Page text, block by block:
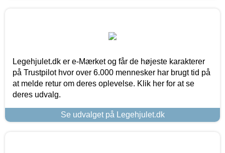
Legehjulet.dk er e-Mærket og får de højeste karakterer
på Trustpilot hvor over 6.000 mennesker har brugt tid på
at melde retur om deres oplevelse. Klik her for at se
deres udvalg.
Se udvalget på Legehjulet.dk